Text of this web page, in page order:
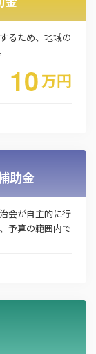
るため、地域の
10万円
助金
会が自主的に行
予算の範囲内で